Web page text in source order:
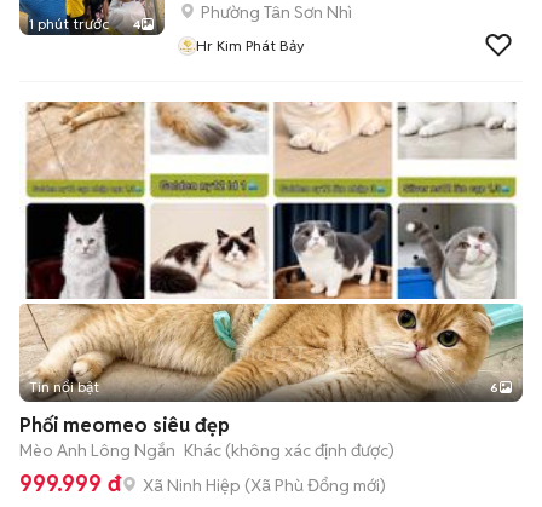
1 phút trước 4
Phường Tân Sơn Nhì
Hr Kim Phát Bảy
+2
Tin nổi bật 6
Phối meomeo siêu đẹp
Mèo Anh Lông Ngắn Khác (không xác định được)
999.999 đ Xã Ninh Hiệp (Xã Phù Đổng mới)